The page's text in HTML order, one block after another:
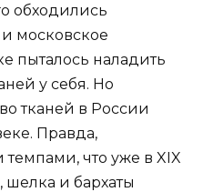
обходились
и московское
пыталось наладить
у себя. Но
тканей в России
Правда,
что уже в XIX
шелка и бархаты